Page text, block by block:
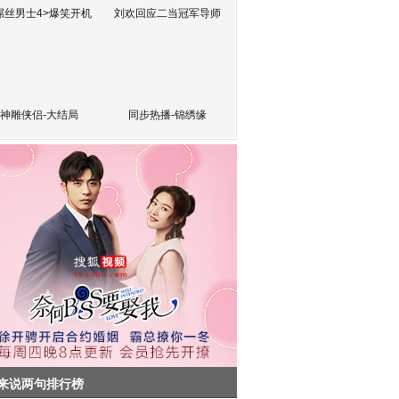
丝男士4>爆笑开机 刘欢回应二当冠军导师
神雕侠侣-大结局 同步热播-锦绣缘
说两句排行榜